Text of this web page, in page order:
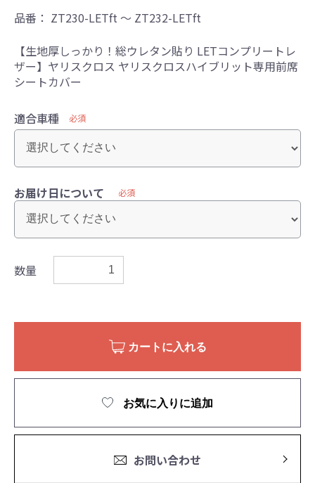
品番： ZT230-LETft ～ ZT232-LETft
【生地厚しっかり！総ウレタン貼り LETコンプリートレ
ザー】ヤリスクロス ヤリスクロスハイブリット専用前席
シートカバー
適合車種 必須
お届け日について 必須
数量
カートに入れる
お気に入りに追加
お問い合わせ